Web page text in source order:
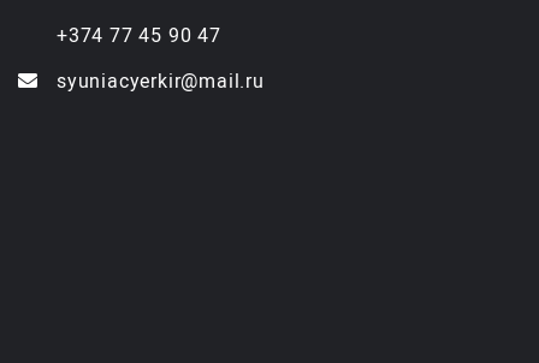
+374 77 45 90 47
syuniacyerkir@mail.ru